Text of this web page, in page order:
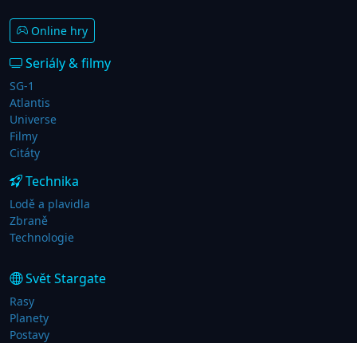
Online hry
Seriály & filmy
SG-1
Atlantis
Universe
Filmy
Citáty
Technika
Lodě a plavidla
Zbraně
Technologie
Svět Stargate
Rasy
Planety
Postavy